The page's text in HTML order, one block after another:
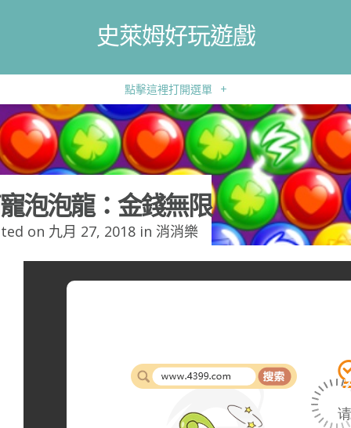
史萊姆好玩遊戲
點擊這裡打開選單 +
泡泡龍：金錢無限
on 九月 27, 2018 in 消消樂